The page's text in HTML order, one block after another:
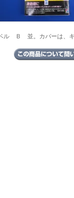
ル Ｂ 並。カバーは、キ